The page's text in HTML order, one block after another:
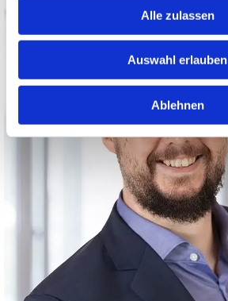
Alle zulassen
Auswahl erlauben
Ablehnen